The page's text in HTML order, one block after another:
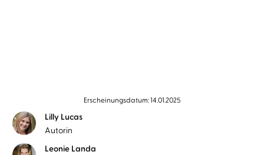
Erscheinungsdatum: 14.01.2025
Lilly Lucas
Autorin
Leonie Landa